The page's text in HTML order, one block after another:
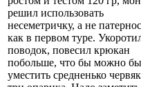
решил использовать
несеметричку, а не
как в первом туре.
поводок, повесил крюкан
побольше, что бы можно
уместить средненько